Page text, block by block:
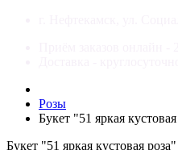
Розы
Букет "51 яркая
Букет "51 яркая кустовая